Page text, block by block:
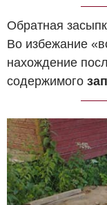
Обратная
Во избежание
нахождение
содержимого